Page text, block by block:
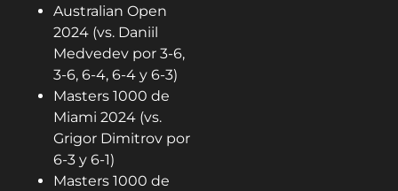
Australian Open
2024 (vs. Daniil
Medvedev por 3-6,
3-6, 6-4, 6-4 y 6-3)
Masters 1000 de
Miami 2024 (vs.
Grigor Dimitrov por
6-3 y 6-1)
Masters 1000 de